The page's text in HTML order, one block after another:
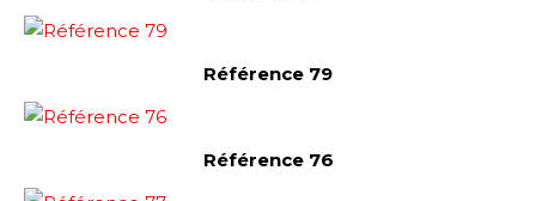
Référence 79
Référence 76